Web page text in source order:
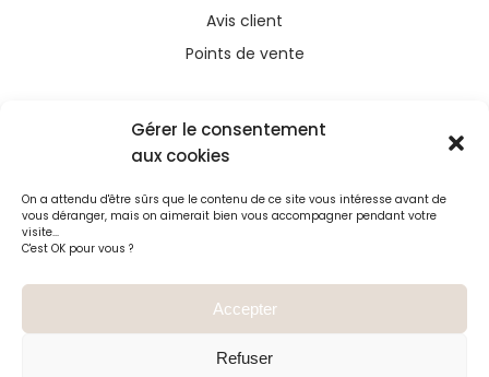
Gérer le consentement
aux cookies
On a attendu d'être sûrs que le contenu de ce site vous intéresse avant de
vous déranger, mais on aimerait bien vous accompagner pendant votre
visite...
C'est OK pour vous ?
Accepter
Refuser
Avis client
Points de vente
UE), dans le cadre de la réponse de l’Union
européenne à la pandémie COVID-19. L’Europe
s’engage à La Réunion